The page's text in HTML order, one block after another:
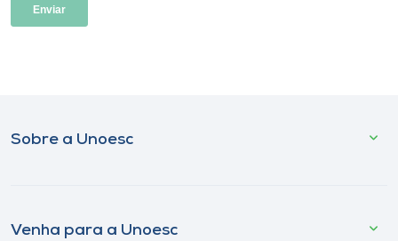
Sobre a Unoesc
Venha para a Unoesc